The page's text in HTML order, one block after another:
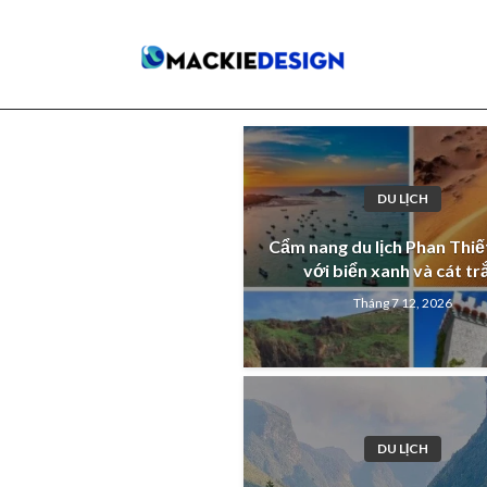
DU LỊCH
Cẩm nang du lịch Phan
với biển xanh và cát
Tháng 7 12, 2026
DU LỊCH